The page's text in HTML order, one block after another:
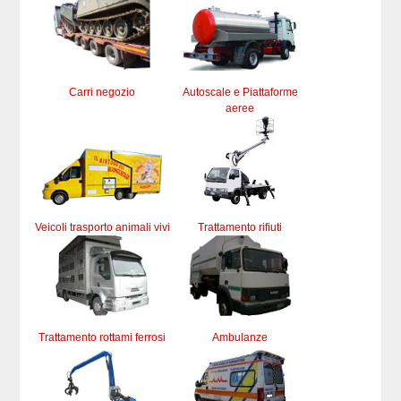
Carri negozio
Autoscale e Piattaforme
aeree
Veicoli trasporto animali vivi Trattamento rifiuti
Trattamento rottami ferrosi Ambulanze